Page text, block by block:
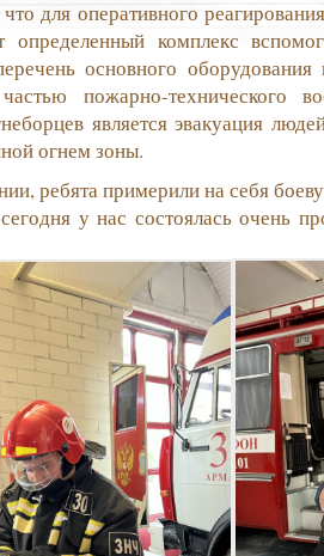
что для оперативного
определенный комплекс
основного
пожарно-технического
является эвакуация
огнем зоны.
ребята примерили на себя
у нас состоялась очень